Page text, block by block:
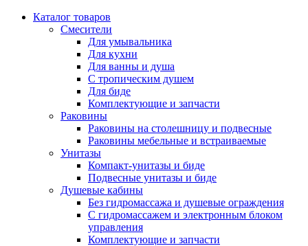
Каталог товаров
Смесители
Для умывальника
Для кухни
Для ванны и душа
С тропическим душем
Для биде
Комплектующие и запчасти
Раковины
Раковины на столешницу и подвесные
Раковины мебельные и встраиваемые
Унитазы
Компакт-унитазы и биде
Подвесные унитазы и биде
Душевые кабины
Без гидромассажа и душевые ограждения
С гидромассажем и электронным блоком
управления
Комплектующие и запчасти